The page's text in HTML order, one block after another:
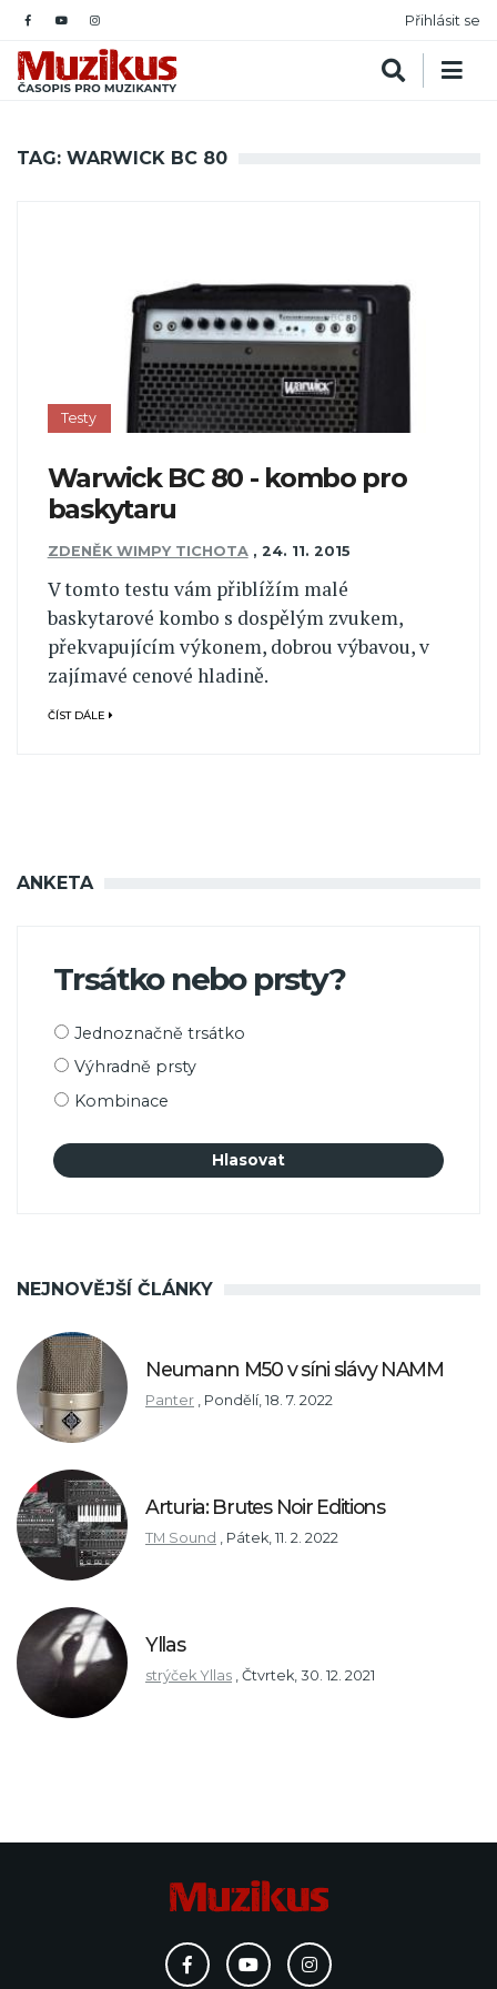
Přihlásit se
TAG: WARWICK BC 80
Testy
Warwick BC 80 - kombo pro
baskytaru
ZDENĚK WIMPY TICHOTA , 24. 11. 2015
V tomto testu vám přiblížím malé
baskytarové kombo s dospělým zvukem,
překvapujícím výkonem, dobrou výbavou, v
zajímavé cenové hladině.
ČÍST DÁLE
ANKETA
Trsátko nebo prsty?
Možnosti
Jednoznačně trsátko
Výhradně prsty
Kombinace
NEJNOVĚJŠÍ ČLÁNKY
Neumann M50 v síni slávy NAMM
Panter Pondělí, 18. 7. 2022
Arturia: Brutes Noir Editions
TM Sound Pátek, 11. 2. 2022
Yllas
strýček Yllas Čtvrtek, 30. 12. 2021